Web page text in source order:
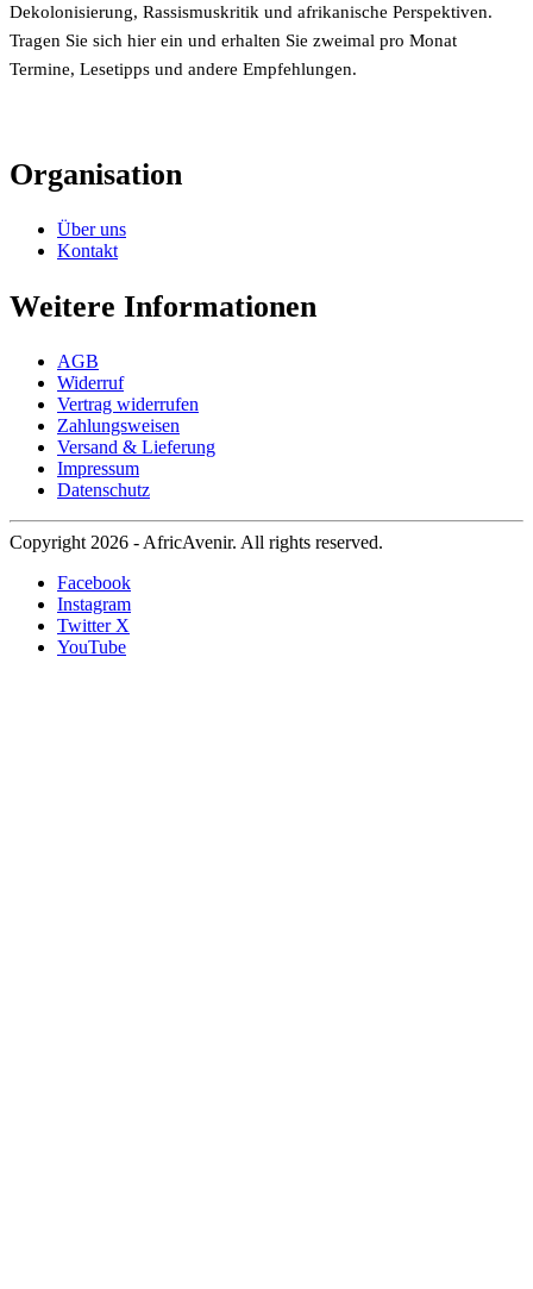
Dekolonisierung, Rassismuskritik und afrikanische Perspektiven.
Tragen Sie sich hier ein und erhalten Sie zweimal pro Monat
Termine, Lesetipps und andere Empfehlungen.
Organisation
Über uns
Kontakt
Weitere Informationen
AGB
Widerruf
Vertrag widerrufen
Zahlungsweisen
Versand & Lieferung
Impressum
Datenschutz
Copyright 2026 - AfricAvenir. All rights reserved.
Facebook
Instagram
Twitter X
YouTube